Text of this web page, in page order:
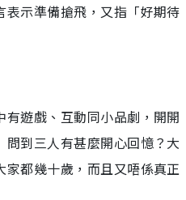
表示準備搶飛，又指「好期待
遊戲、互動同小品劇，開開
到三人有甚麼開心回憶？大
都幾十歲，而且又唔係真正